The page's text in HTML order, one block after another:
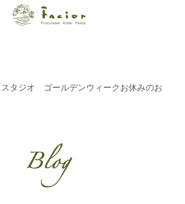
ン ファシオー
ルでご提案しま
す。
タジオ ゴールデンウィークお休みのお